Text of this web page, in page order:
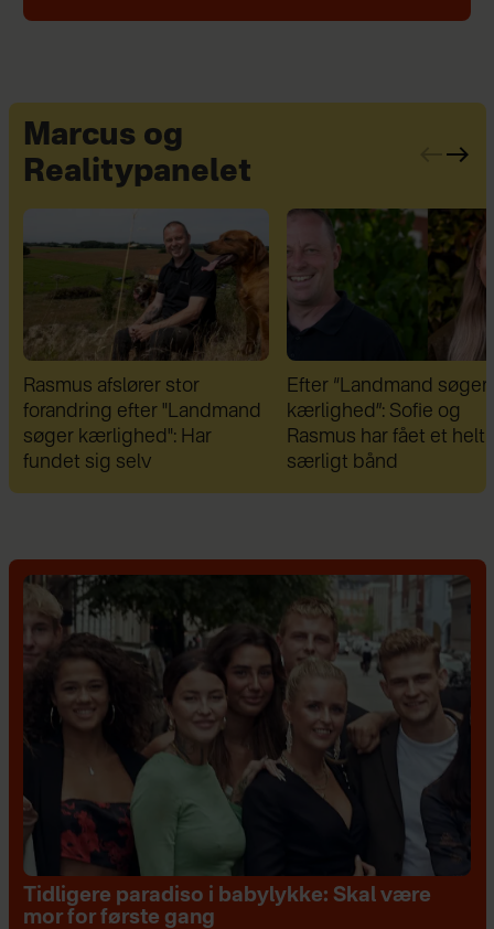
Marcus og
Realitypanelet
Efter “Landmand søger
kærlighed”: Sofie og
Rasmus har fået et helt
særligt bånd
Efter brud: Sofie
og Daniel Lazrak har
skjul
Tidligere paradiso i babylykke: Skal være
mor for første gang